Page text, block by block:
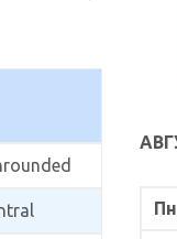
Пн